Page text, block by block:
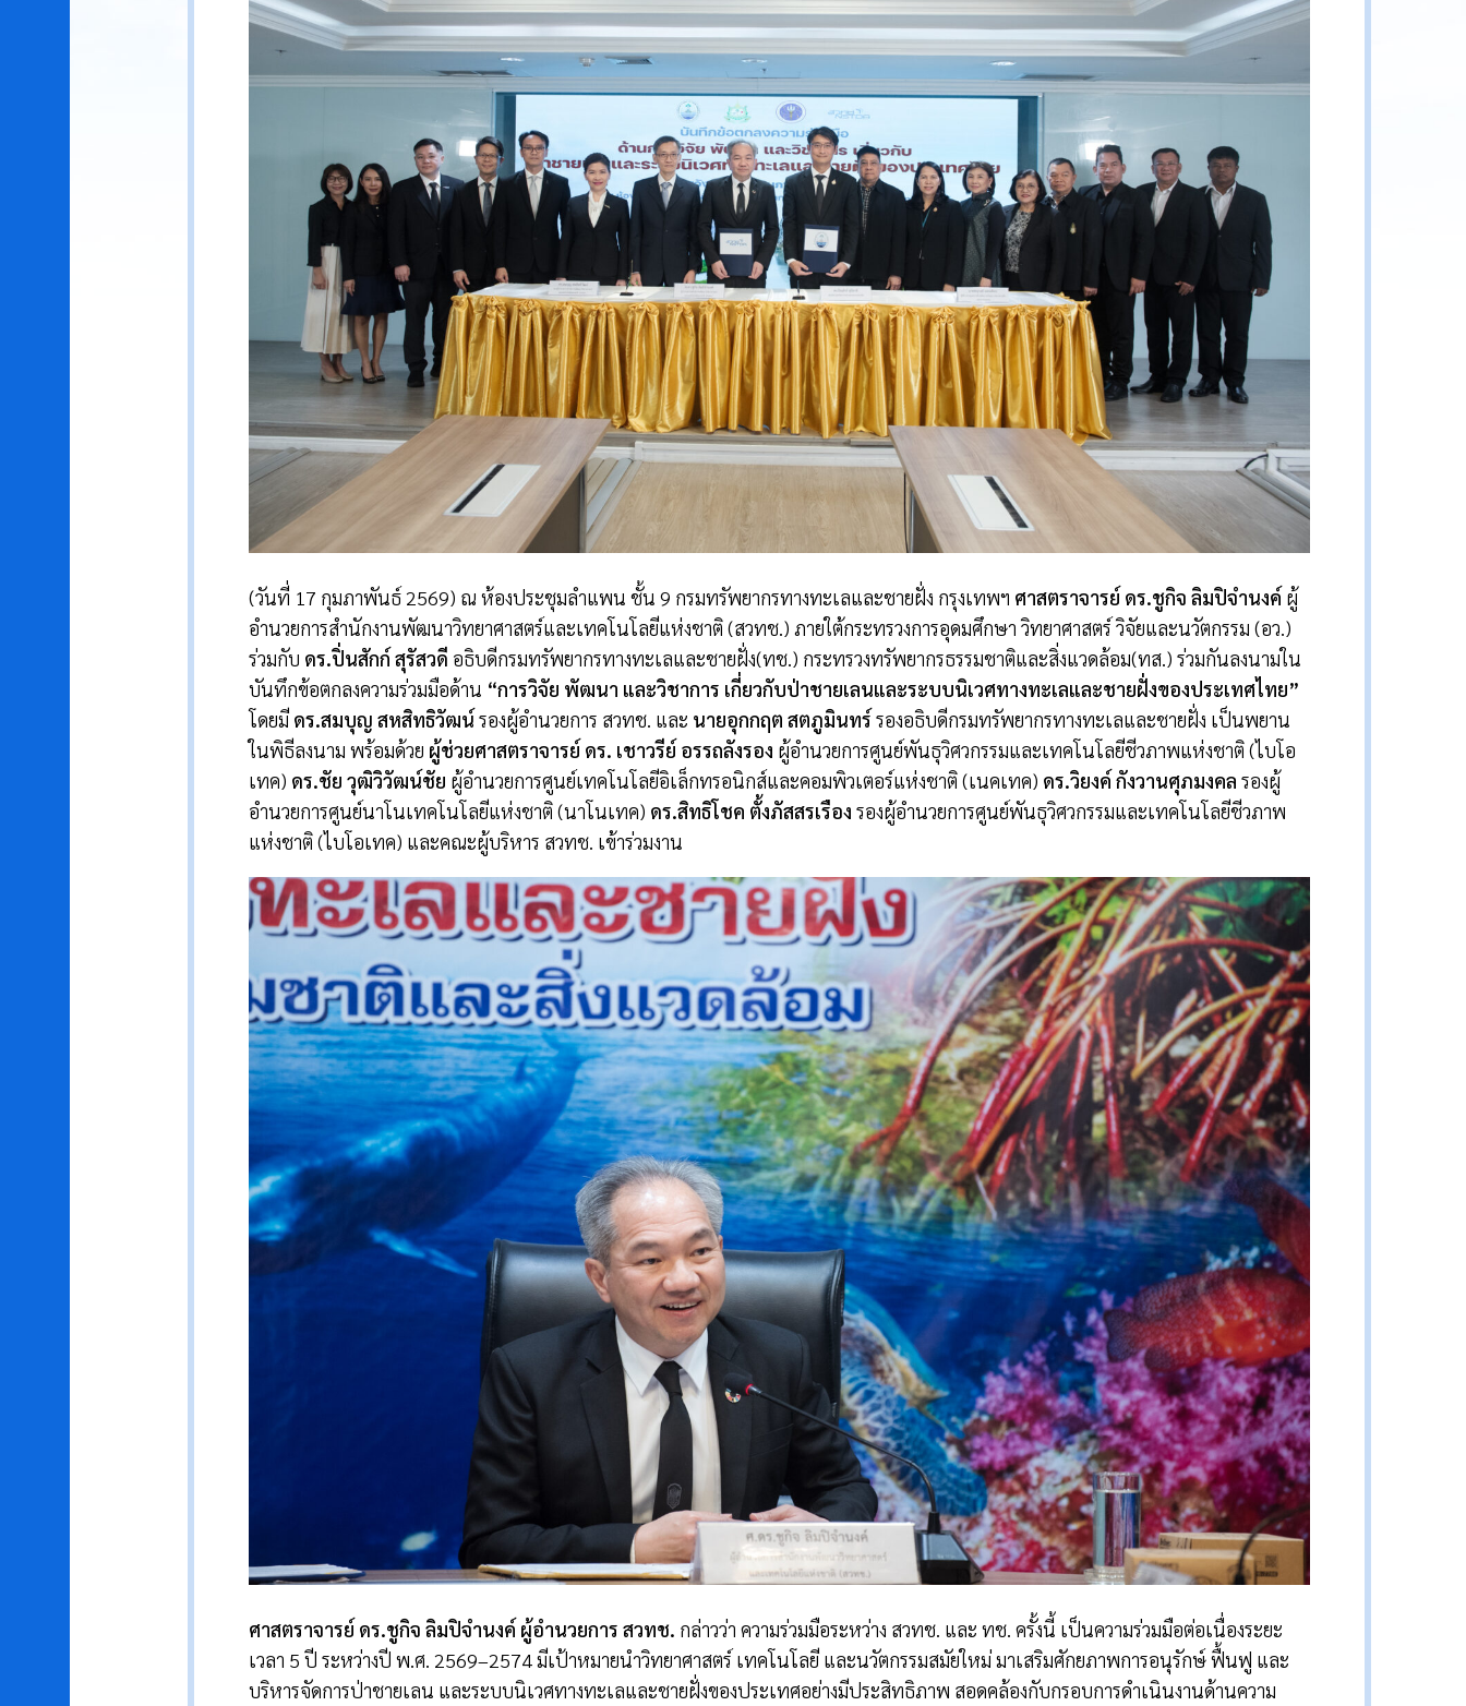
(วันที่ 17 กุมภาพันธ์ 2569) ณ ห้องประชุมลำแพน ชั้น 9 กรมทรัพยากรทางทะเลและชายฝั่ง กรุงเทพฯ ศาสตราจารย์ ดร.ชูกิจ ลิมปิจำนงค์ ผู้
อำนวยการสำนักงานพัฒนาวิทยาศาสตร์และเทคโนโลยีแห่งชาติ (สวทช.) ภายใต้กระทรวงการอุดมศึกษา วิทยาศาสตร์ วิจัยและนวัตกรรม (อว.)
ร่วมกับ ดร.ปิ่นสักก์ สุรัสวดี อธิบดีกรมทรัพยากรทางทะเลและชายฝั่ง(ทช.) กระทรวงทรัพยากรธรรมชาติและสิ่งแวดล้อม(ทส.) ร่วมกันลงนามใน
บันทึกข้อตกลงความร่วมมือด้าน “การวิจัย พัฒนา และวิชาการ เกี่ยวกับป่าชายเลนและระบบนิเวศทางทะเลและชายฝั่งของประเทศไทย”
โดยมี ดร.สมบุญ สหสิทธิวัฒน์ รองผู้อำนวยการ สวทช. และ นายอุกกฤต สตภูมินทร์ รองอธิบดีกรมทรัพยากรทางทะเลและชายฝั่ง เป็นพยาน
ในพิธีลงนาม พร้อมด้วย ผู้ช่วยศาสตราจารย์ ดร. เชาวรีย์ อรรถลังรอง ผู้อำนวยการศูนย์พันธุวิศวกรรมและเทคโนโลยีชีวภาพแห่งชาติ (ไบโอ
เทค) ดร.ชัย วุฒิวิวัฒน์ชัย ผู้อำนวยการศูนย์เทคโนโลยีอิเล็กทรอนิกส์และคอมพิวเตอร์แห่งชาติ (เนคเทค) ดร.วิยงค์ กังวานศุภมงคล รองผู้
อำนวยการศูนย์นาโนเทคโนโลยีแห่งชาติ (นาโนเทค) ดร.สิทธิโชค ตั้งภัสสรเรือง รองผู้อำนวยการศูนย์พันธุวิศวกรรมและเทคโนโลยีชีวภาพ
แห่งชาติ (ไบโอเทค) และคณะผู้บริหาร สวทช. เข้าร่วมงาน
ศาสตราจารย์ ดร.ชูกิจ ลิมปิจำนงค์ ผู้อำนวยการ สวทช. กล่าวว่า ความร่วมมือระหว่าง สวทช. และ ทช. ครั้งนี้ เป็นความร่วมมือต่อเนื่องระยะ
เวลา 5 ปี ระหว่างปี พ.ศ. 2569–2574 มีเป้าหมายนำวิทยาศาสตร์ เทคโนโลยี และนวัตกรรมสมัยใหม่ มาเสริมศักยภาพการอนุรักษ์ ฟื้นฟู และ
บริหารจัดการป่าชายเลน และระบบนิเวศทางทะเลและชายฝั่งของประเทศอย่างมีประสิทธิภาพ สอดคล้องกับกรอบการดำเนินงานด้านความ